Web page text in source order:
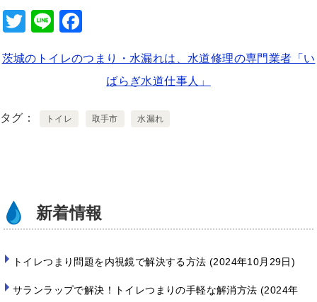
T
tt
Li
e c
b
茨城のトイレのつまり・水漏れは、水道修理の専門業者「い
ばらぎ水道仕事人」
タグ トイレ 取手市 水漏れ
新着情報
トイレつまり問題を内視鏡で解決する方法 2024年10月29日
サランラップで解決！トイレつまりの手軽な解消方法
2024年